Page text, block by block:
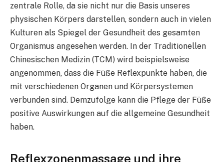
zentrale Rolle, da sie nicht nur die Basis unseres
physischen Körpers darstellen, sondern auch in vielen
Kulturen als Spiegel der Gesundheit des gesamten
Organismus angesehen werden. In der Traditionellen
Chinesischen Medizin (TCM) wird beispielsweise
angenommen, dass die Füße Reflexpunkte haben, die
mit verschiedenen Organen und Körpersystemen
verbunden sind. Demzufolge kann die Pflege der Füße
positive Auswirkungen auf die allgemeine Gesundheit
haben.
Reflexzonenmassage und ihre